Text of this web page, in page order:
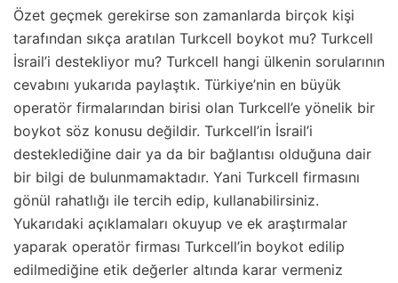
Özet geçmek gerekirse son zamanlarda birçok kişi
tarafından sıkça aratılan Turkcell boykot mu? Turkcell
İsrail’i destekliyor mu? Turkcell hangi ülkenin sorularının
cevabını yukarıda paylaştık. Türkiye’nin en büyük
operatör firmalarından birisi olan Turkcell’e yönelik bir
boykot söz konusu değildir. Turkcell’in İsrail’i
desteklediğine dair ya da bir bağlantısı olduğuna dair
bir bilgi de bulunmamaktadır. Yani Turkcell firmasını
gönül rahatlığı ile tercih edip, kullanabilirsiniz.
Yukarıdaki açıklamaları okuyup ve ek araştırmalar
yaparak operatör firması Turkcell’in boykot edilip
edilmediğine etik değerler altında karar vermeniz